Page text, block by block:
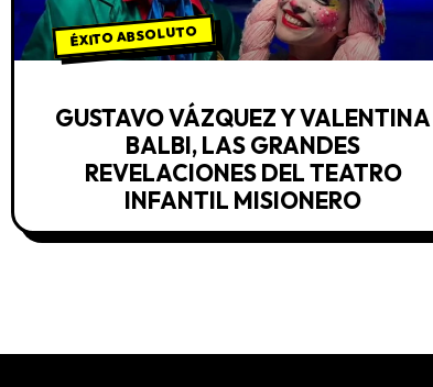
ÉXITO ABSOLUTO
GUSTAVO VÁZQUEZ Y VALENTINA
BALBI, LAS GRANDES
REVELACIONES DEL TEATRO
INFANTIL MISIONERO